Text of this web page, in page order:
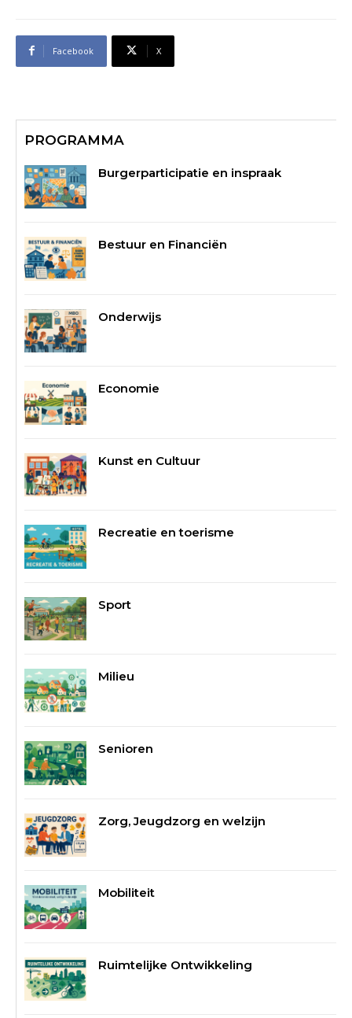
Facebook X
PROGRAMMA
Burgerparticipatie en inspraak
Bestuur en Financiën
Onderwijs
Economie
Kunst en Cultuur
Recreatie en toerisme
Sport
Milieu
Senioren
Zorg, Jeugdzorg en welzijn
Mobiliteit
Ruimtelijke Ontwikkeling